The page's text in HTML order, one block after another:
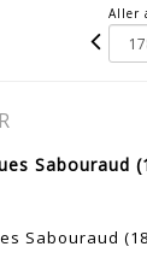
Aller
Sabouraud
Sabouraud